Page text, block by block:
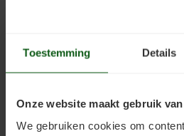
Toestemming Details
Onze website maakt gebruik
We gebruiken cookies om
het bedrag van de
en winst- of omzetderving.
waaronder begrepen reparaties
zijn verricht;